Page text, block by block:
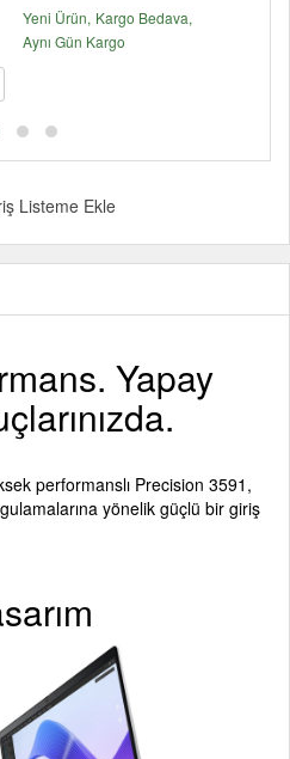
Yeni Ürün Kargo Bedava
Aynı Gün Kargo
Listeme Ekle
Yapay
performanslı Precision 3591,
yönelik güçlü bir giriş